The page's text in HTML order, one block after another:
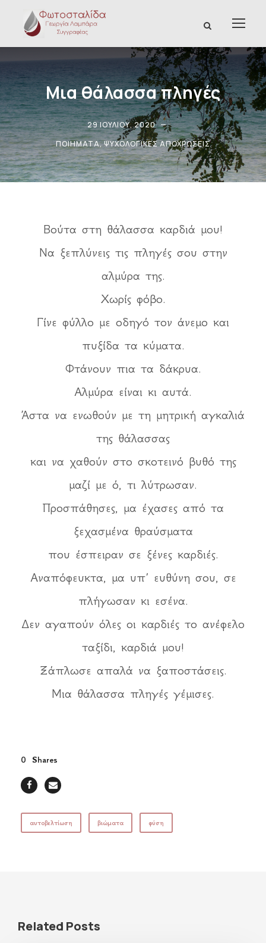
Μια θάλασσα πληγές
29 ΙΟΥΛΊΟΥ, 2020
ΠΟΙΉΜΑΤΑ,ΨΥΧΟΛΟΓΙΚΈΣ ΑΠΟΧΡΏΣΕΙΣ
Βούτα στη θάλασσα καρδιά μου!
Να ξεπλύνεις τις πληγές σου στην
αλμύρα της.
Χωρίς φόβο.
Γίνε φύλλο με οδηγό τον άνεμο και
πυξίδα τα κύματα.
Φτάνουν πια τα δάκρυα.
Αλμύρα είναι κι αυτά.
Άστα να ενωθούν με τη μητρική αγκαλιά
της θάλασσας
και να χαθούν στο σκοτεινό βυθό της
μαζί με ό, τι λύτρωσαν.
Προσπάθησες, μα έχασες από τα
ξεχασμένα θραύσματα
που έσπειραν σε ξένες καρδιές.
Αναπόφευκτα, μα υπ’ ευθύνη σου, σε
πλήγωσαν κι εσένα.
Δεν αγαπούν όλες οι καρδιές το ανέφελο
ταξίδι, καρδιά μου!
Ξάπλωσε απαλά να ξαποστάσεις.
Μια θάλασσα πληγές γέμισες.
0 Shares
αυτοβελτίωση βιώματα φύση
Related Posts